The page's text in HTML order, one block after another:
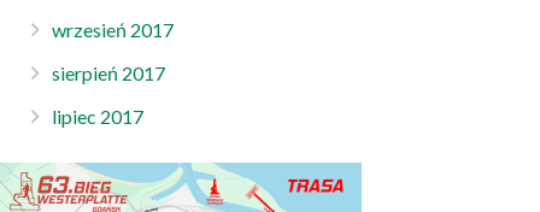
wrzesień 2017
sierpień 2017
lipiec 2017